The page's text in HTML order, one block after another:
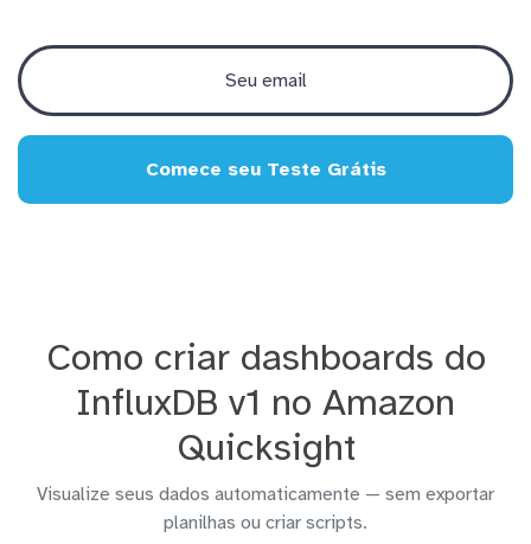
Comece seu Teste Grátis
Como criar dashboards do
InfluxDB v1 no Amazon
Quicksight
Visualize seus dados automaticamente — sem exportar
planilhas ou criar scripts.